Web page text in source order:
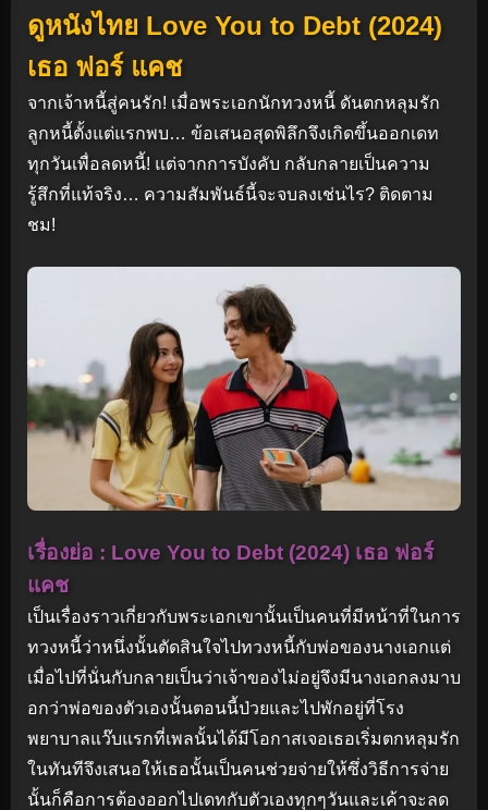
ดูหนังไทย Love You to Debt (2024)
เธอ ฟอร์ แคช
จากเจ้าหนี้สู่คนรัก! เมื่อพระเอกนักทวงหนี้ ดันตกหลุมรัก
ลูกหนี้ตั้งแต่แรกพบ… ข้อเสนอสุดพิลึกจึงเกิดขึ้นออกเดท
ทุกวันเพื่อลดหนี้! แต่จากการบังคับ กลับกลายเป็นความ
รู้สึกที่แท้จริง… ความสัมพันธ์นี้จะจบลงเช่นไร? ติดตาม
ชม!
เรื่องย่อ : Love You to Debt (2024) เธอ ฟอร์
แคช
เป็นเรื่องราวเกี่ยวกับพระเอกเขานั้นเป็นคนที่มีหน้าที่ในการ
ทวงหนี้ว่าหนึ่งนั้นตัดสินใจไปทวงหนี้กับพ่อของนางเอกแต่
เมื่อไปที่นั่นกับกลายเป็นว่าเจ้าของไม่อยู่จึงมีนางเอกลงมาบ
อกว่าพ่อของตัวเองนั้นตอนนี้ป่วยและไปพักอยู่ที่โรง
พยาบาลแว๊บแรกที่เพลนั้นได้มีโอกาสเจอเธอเริ่มตกหลุมรัก
ในทันทีจึงเสนอให้เธอนั้นเป็นคนช่วยจ่ายให้ซึ่งวิธีการจ่าย
นั้นก็คือการต้องออกไปเดทกับตัวเองทุกๆวันและเค้าจะลด